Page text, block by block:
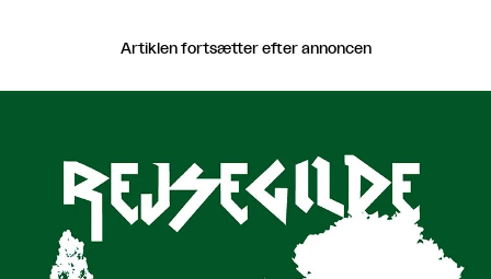
Artiklen fortsætter efter annoncen